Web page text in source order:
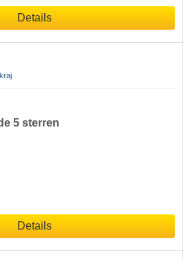
Details
5 sterren
Details